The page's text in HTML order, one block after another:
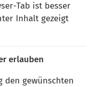
Tab ist besser
Inhalt gezeigt
erlauben
den gewünschten